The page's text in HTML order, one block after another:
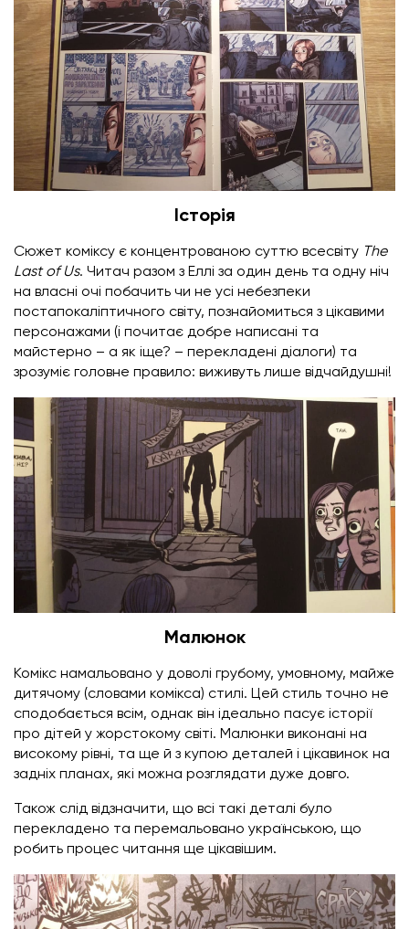
Історія
Сюжет коміксу є концентрованою суттю всесвіту The
Last of Us. Читач разом з Еллі за один день та одну ніч
на власні очі побачить чи не усі небезпеки
постапокаліптичного світу, познайомиться з цікавими
персонажами (і почитає добре написані та
майстерно – а як іще? – перекладені діалоги) та
зрозуміє головне правило: виживуть лише відчайдушні!
Малюнок
Комікс намальовано у доволі грубому, умовному, майже
дитячому (словами комікса) стилі. Цей стиль точно не
сподобається всім, однак він ідеально пасує історії
про дітей у жорстокому світі. Малюнки виконані на
високому рівні, та ще й з купою деталей і цікавинок на
задніх планах, які можна розглядати дуже довго.
Також слід відзначити, що всі такі деталі було
перекладено та перемальовано українською, що
робить процес читання ще цікавішим.